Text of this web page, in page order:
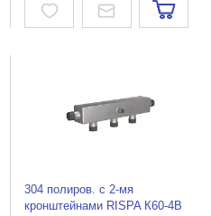
304 полиров. с 2-мя
кронштейнами RISPA К60-4В